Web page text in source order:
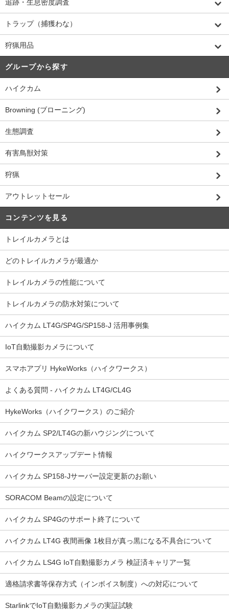
追跡・生息密度調査
トラップ（捕獲わな）
狩猟用品
グループから探す
ハイクカム
Browning (ブローニング)
生態調査
有害鳥獣対策
狩猟
アウトレットセール
コンテンツを見る
トレイルカメラとは
どのトレイルカメラが最適か
トレイルカメラの性能について
トレイルカメラの防水対策について
ハイクカム LT4G/SP4G/SP158-J 活用事例集
IoT自動撮影カメラについて
スマホアプリ HykeWorks（ハイクワークス）
よくある質問 - ハイクカム LT4G/CL4G
HykeWorks（ハイクワークス）のご紹介
ハイクカム SP2/LT4Gの新ハウジングについて
ハイクワークスアップデート情報
ハイクカム SP158-Jサーバー設定更新のお願い
SORACOM Beamの設定について
ハイクカム SP4Gのサポート終了について
ハイクカム LT4G 夜間画像 1枚目が真っ黒になる不具合について
ハイクカム LS4G IoT自動撮影カメラ 検証済キャリア一覧
適格請求書等保存方式（インボイス制度）への対応について
StarlinkでIoT自動撮影カメラの実証試験